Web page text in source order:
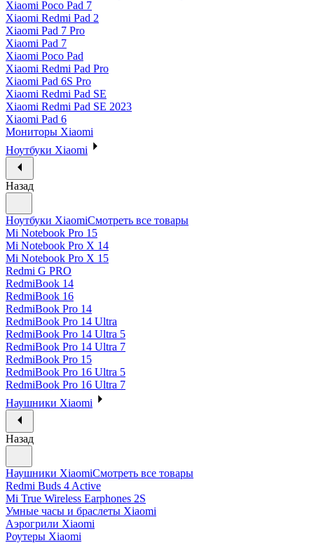
Xiaomi Poco Pad 7
Xiaomi Redmi Pad 2
Xiaomi Pad 7 Pro
Xiaomi Pad 7
Xiaomi Poco Pad
Xiaomi Redmi Pad Pro
Xiaomi Pad 6S Pro
Xiaomi Redmi Pad SE
Xiaomi Redmi Pad SE 2023
Xiaomi Pad 6
Мониторы Xiaomi
Ноутбуки Xiaomi
Назад
Ноутбуки XiaomiСмотреть все товары
Mi Notebook Pro 15
Mi Notebook Pro X 14
Mi Notebook Pro X 15
Redmi G PRO
RedmiBook 14
RedmiBook 16
RedmiBook Pro 14
RedmiBook Pro 14 Ultra
RedmiBook Pro 14 Ultra 5
RedmiBook Pro 14 Ultra 7
RedmiBook Pro 15
RedmiBook Pro 16 Ultra 5
RedmiBook Pro 16 Ultra 7
Наушники Xiaomi
Назад
Наушники XiaomiСмотреть все товары
Redmi Buds 4 Active
Mi True Wireless Earphones 2S
Умные часы и браслеты Xiaomi
Аэрогрили Xiaomi
Роутеры Xiaomi